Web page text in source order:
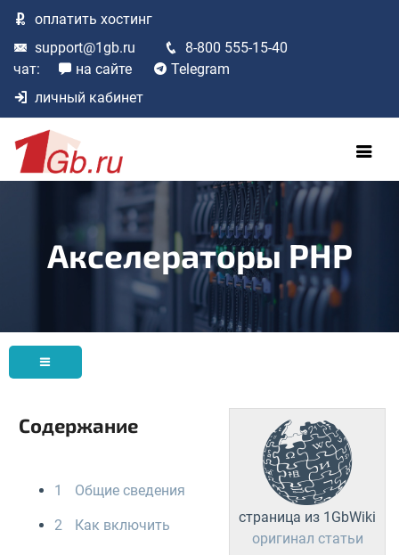
оплатить хостинг
support@1gb.ru
8-800 555-15-40
чат:
на сайте
Telegram
личный кабинет
Акселераторы PHP
страница из 1GbWiki
оригинал статьи
Содержание
1 Общие сведения
2 Как включить